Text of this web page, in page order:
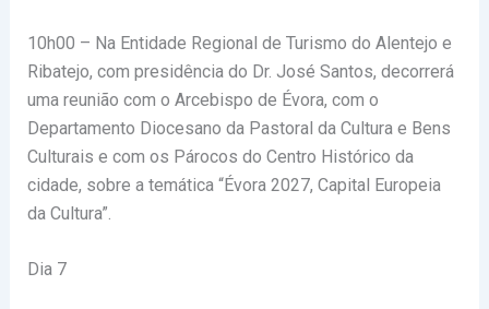
10h00 – Na Entidade Regional de Turismo do Alentejo e
Ribatejo, com presidência do Dr. José Santos, decorrerá
uma reunião com o Arcebispo de Évora, com o
Departamento Diocesano da Pastoral da Cultura e Bens
Culturais e com os Párocos do Centro Histórico da
cidade, sobre a temática “Évora 2027, Capital Europeia
da Cultura”.
Dia 7